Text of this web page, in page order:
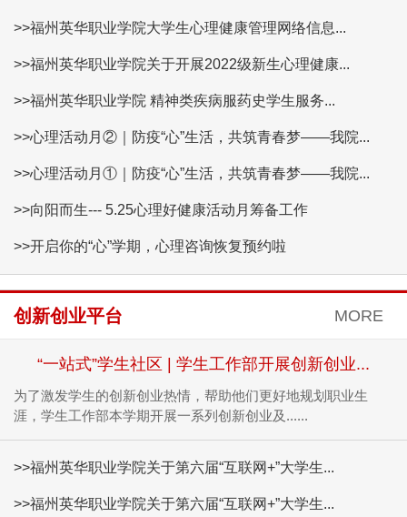
>>福州英华职业学院大学生心理健康管理网络信息...
>>福州英华职业学院关于开展2022级新生心理健康...
>>福州英华职业学院 精神类疾病服药史学生服务...
>>心理活动月②｜防疫“心”生活，共筑青春梦——我院...
>>心理活动月①｜防疫“心”生活，共筑青春梦——我院...
>>向阳而生--- 5.25心理好健康活动月筹备工作
>>开启你的“心”学期，心理咨询恢复预约啦
创新创业平台 MORE
“一站式”学生社区 | 学生工作部开展创新创业...
为了激发学生的创新创业热情，帮助他们更好地规划职业生
涯，学生工作部本学期开展一系列创新创业及......
>>福州英华职业学院关于第六届“互联网+”大学生...
>>福州英华职业学院关于第六届“互联网+”大学生...